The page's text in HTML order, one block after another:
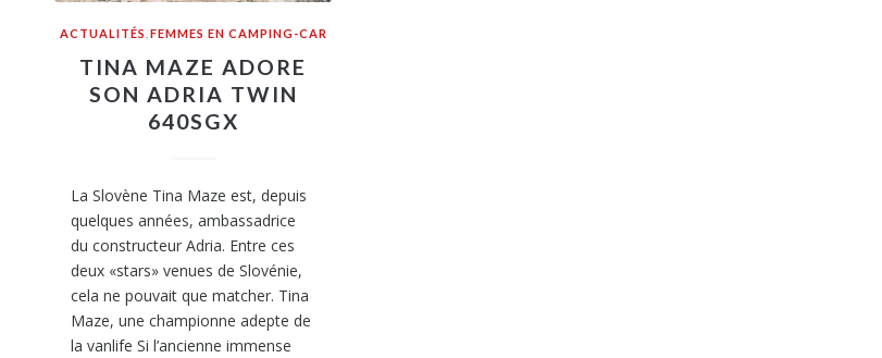
ACTUALITÉS FEMMES EN CAMPING-CAR
TINA MAZE ADORE
SON ADRIA TWIN
640SGX
La Slovène Tina Maze est, depuis
quelques années, ambassadrice
du constructeur Adria. Entre ces
deux «stars» venues de Slovénie,
cela ne pouvait que matcher. Tina
Maze, une championne adepte de
la vanlife Si l’ancienne immense